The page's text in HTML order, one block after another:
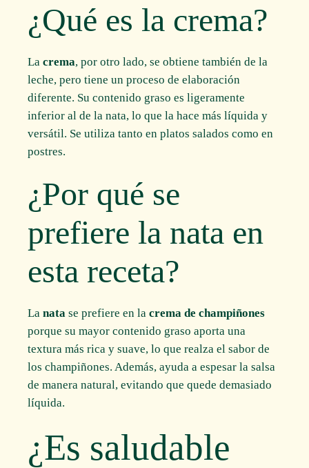
¿Qué es la crema?
Lacrema, por otro lado, se obtiene también de la
leche, pero tiene un proceso de elaboración
diferente. Su contenido graso es ligeramente
inferior al de la nata, lo que la hace más líquida y
versátil. Se utiliza tanto en platos salados como en
postres.
¿Por qué se
prefiere la nata en
esta receta?
Lanata se prefiere en lacrema de champiñones
porque su mayor contenido graso aporta una
textura más rica y suave, lo que realza el sabor de
los champiñones. Además, ayuda a espesar la salsa
de manera natural, evitando que quede demasiado
líquida.
¿Es saludable